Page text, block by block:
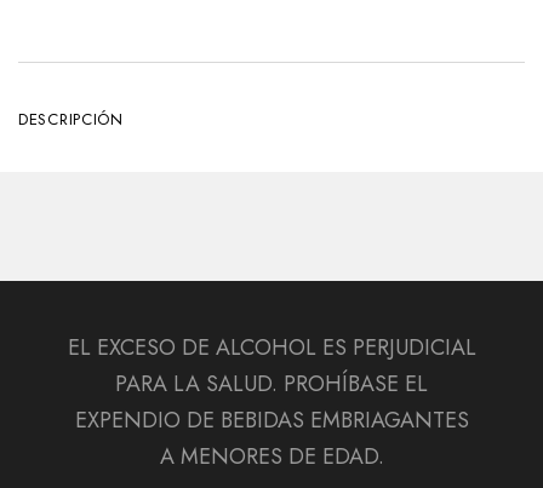
DESCRIPCIÓN
EL EXCESO DE ALCOHOL ES PERJUDICIAL
PARA LA SALUD. PROHÍBASE EL
EXPENDIO DE BEBIDAS EMBRIAGANTES
A MENORES DE EDAD.